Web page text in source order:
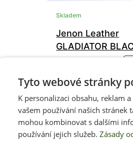
35 36 37 38 39
42 43 44 45 46
49
Skladem
Jenon Leather
GLADIATOR
Tyto webové stránky
K personalizaci obsahu, reklam
vašem používání našich
mohou kombinovat s dalšími
používání jejich služeb. Zásady